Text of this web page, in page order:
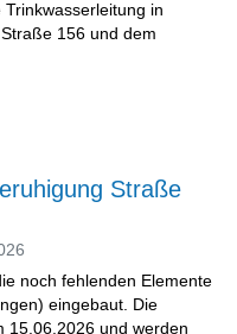
in
156 und dem
Straße
noch fehlenden Elemente
eingebaut. Die
15.06.2026 und werden